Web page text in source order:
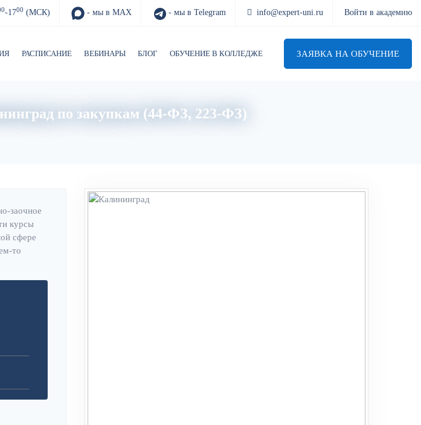
-1700 (МСК) - мы в MAX - мы в Telegram info@expert-uni.ru Войти в академию
РАСПИСАНИЕ ВЕБИНАРЫ БЛОГ ОБУЧЕНИЕ В КОЛЛЕДЖЕ ЗАЯВКА НА ОБУЧЕНИЕ
по закупкам (44-ФЗ, 223-ФЗ)
заочное
курсы
сфере
то